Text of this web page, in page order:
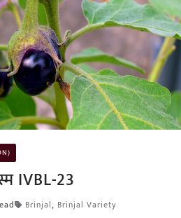
IVBL-23
Brinjal, Brinjal Variety